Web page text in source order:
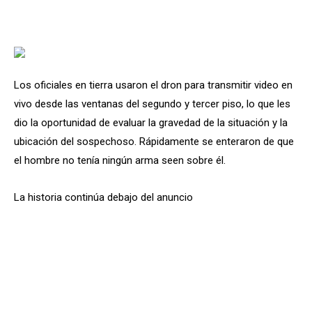
Los oficiales en tierra usaron el dron para transmitir video en
vivo desde las ventanas del segundo y tercer piso, lo que les
dio la oportunidad de evaluar la gravedad de la situación y la
ubicación del sospechoso. Rápidamente se enteraron de que
el hombre no tenía ningún arma seen sobre él.
La historia continúa debajo del anuncio